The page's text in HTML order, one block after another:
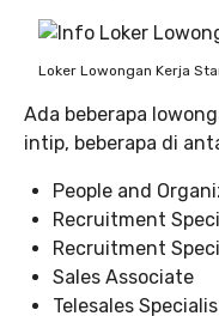
Loker Lowongan Kerja
Ada beberapa
intip, beberapa di
People and
Recruitment
Recruitment
Sales Associate
Telesales